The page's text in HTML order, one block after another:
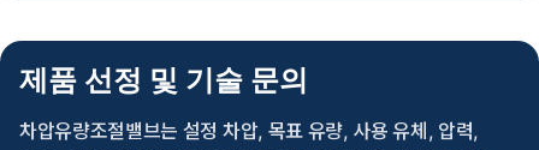
제품 선정 및 기술 문의
차압유량조절밸브는 설정 차압, 목표 유량, 사용 유체, 압력,